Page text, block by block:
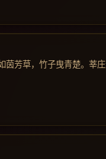
茵芳草，竹子曳青楚。莘